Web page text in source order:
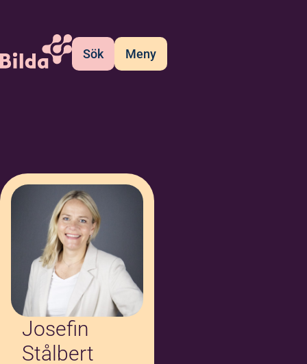
Sök Meny
Josefin
Stålbert